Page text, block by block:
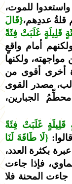
للموت،
قلةُ عددِهم،{قَالَ
قَلِيلَةٍ غَلَبَتْ فِئَةً
أمام واقعٍ
ولكنها
أخرى أقوى من
مصدر القوى
الجبارين،
غَلَبَتْ فِئَةً
{لَا طَاقَةَ لَنَا
بكثرة العدد،
فإذا جاءت
جاءت المحنة فلا